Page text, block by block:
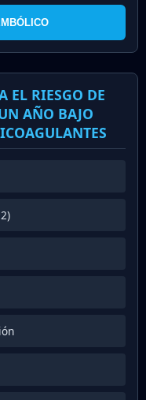
EL RIESGO DE
AÑO BAJO